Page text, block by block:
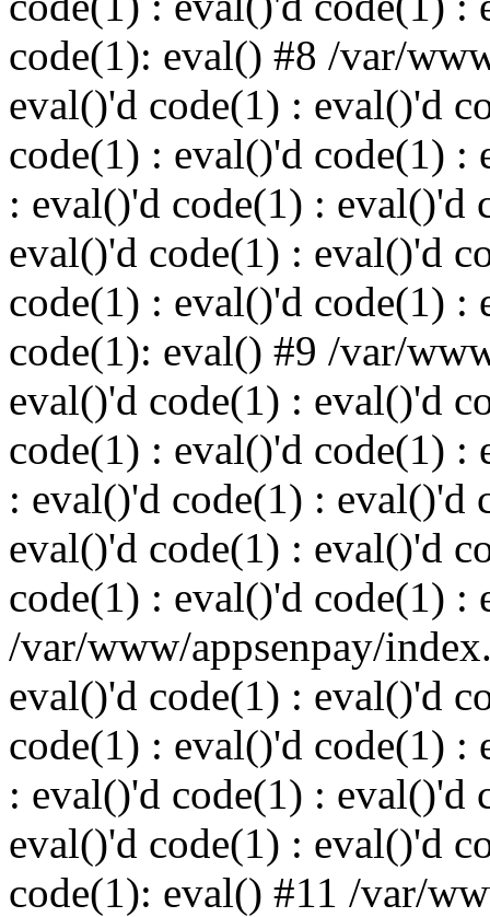
code(1): eval() #8 /var/
eval()'d code(1) : eval()'d
code(1) : eval()'d code(1) :
: eval()'d code(1) : eval()'d
eval()'d code(1) : eval()'d
code(1) : eval()'d code(1) :
code(1): eval() #9 /var/
eval()'d code(1) : eval()'d
code(1) : eval()'d code(1) :
: eval()'d code(1) : eval()'d
eval()'d code(1) : eval()'d
code(1) : eval()'d code(1) :
/var/www/appsenpay/
eval()'d code(1) : eval()'d
code(1) : eval()'d code(1) :
: eval()'d code(1) : eval()'d
eval()'d code(1) : eval()'d
code(1): eval() #11 /var/